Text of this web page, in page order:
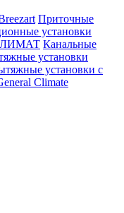
Приточные
установки
Канальные
установки
установки с
Climate